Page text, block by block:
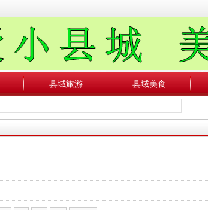
县域旅游 县域美食